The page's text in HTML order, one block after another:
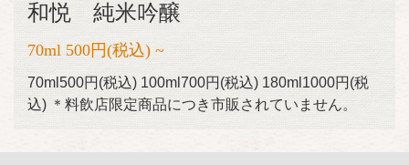
和悦 純米吟醸
70ml 500円(税込) ~
70ml500円(税込) 100ml700円(税込) 180ml1000円(税
込) ＊料飲店限定商品につき市販されていません。